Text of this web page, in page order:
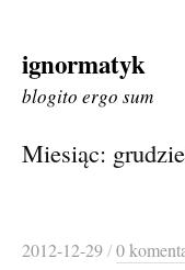
Skip
to
ignormatyk
blogito ergo sum
Miesiąc:
2012-12-29/0